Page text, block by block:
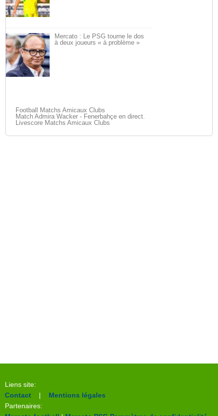
Mercato : Le PSG tourne le dos
à deux joueurs « à problème »
Football Matchs Amicaux Clubs
Match Admira Wacker - Fenerbahçe en direct.
Livescore Matchs Amicaux Clubs
Liens site:
Contact | Mentions légales
Partenaires: